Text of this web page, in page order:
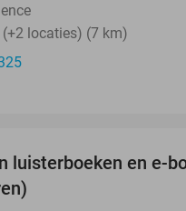
locaties) (7 km)
luisterboeken en e-